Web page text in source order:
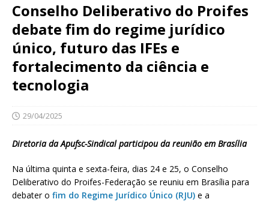
Conselho Deliberativo do Proifes
debate fim do regime jurídico
único, futuro das IFEs e
fortalecimento da ciência e
tecnologia
29/04/2025
Diretoria da Apufsc-Sindical participou da reunião em Brasília
Na última quinta e sexta-feira, dias 24 e 25, o Conselho
Deliberativo do Proifes-Federação se reuniu em Brasília para
debater o fim do Regime Jurídico Único (RJU) e a